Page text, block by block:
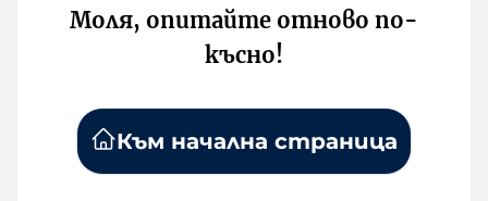
Моля, опитайте отново по-
късно!
Към начална страница